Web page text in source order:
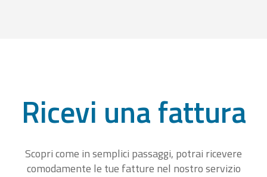
Ricevi una fattura
Scopri come in semplici passaggi, potrai ricevere
comodamente le tue fatture nel nostro servizio